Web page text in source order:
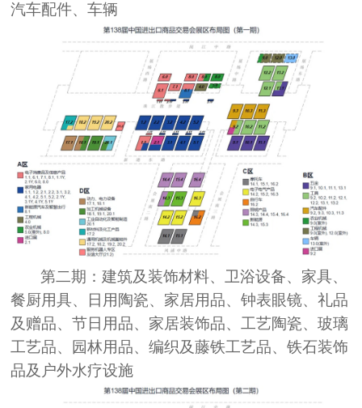
汽车配件、车辆
第二期：建筑及装饰材料、卫浴设备、家具、
餐厨用具、日用陶瓷、家居用品、钟表眼镜、礼品
及赠品、节日用品、家居装饰品、工艺陶瓷、玻璃
工艺品、园林用品、编织及藤铁工艺品、铁石装饰
品及户外水疗设施